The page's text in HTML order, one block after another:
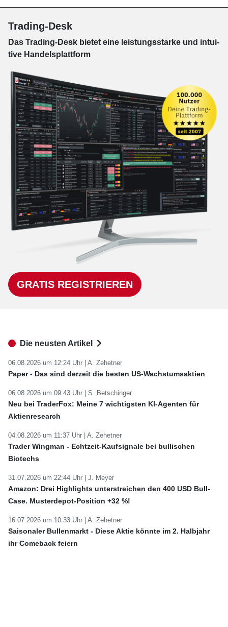
Trading-Desk
Das Trading-Desk bie­tet eine leis­tungs­star­ke und in­tui­
tive Han­dels­platt­form
GRATIS REGISTRIEREN
Die neusten Artikel
06.08.2026 um 12:24 Uhr | A. Zehetner
Paper - Das sind derzeit die besten US-Wachstumsaktien
06.08.2026 um 09:43 Uhr | S. Betschinger
Neu bei TraderFox: Meine 7 wichtigsten KI-Agenten für
Aktienresearch
04.08.2026 um 11:37 Uhr | A. Zehetner
Trader Wingman - Echtzeit-Kaufsignale bei bullischen
Biotechs
31.07.2026 um 22:44 Uhr | J. Meyer
Amazon: Drei Highlights unterstreichen den 400 USD Bull-
Case. Musterdepot-Position +32 %!
16.07.2026 um 10:33 Uhr | A. Zehetner
Saisonaler Bullenmarkt - Diese Aktie könnte im 2. Halbjahr
ihr Comeback feiern